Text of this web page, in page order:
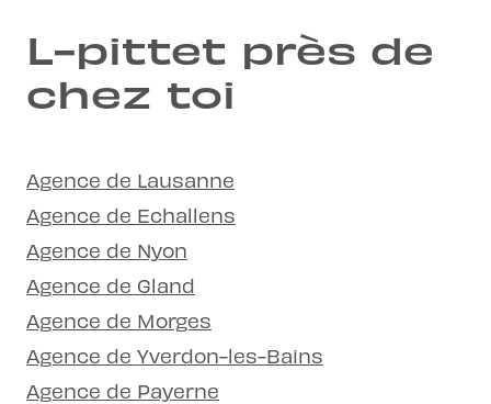
L-pittet près de
chez toi
Agence de Lausanne
Agence de Echallens
Agence de Nyon
Agence de Gland
Agence de Morges
Agence de Yverdon-les-Bains
Agence de Payerne